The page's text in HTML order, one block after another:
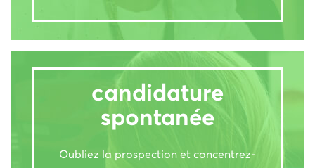
candidature
spontanée
Oubliez la prospection et concentrez-